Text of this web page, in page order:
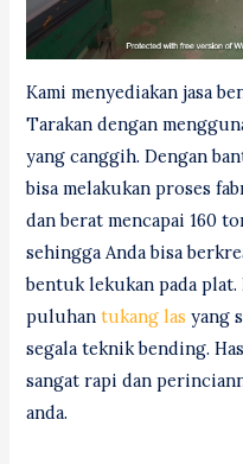
Kami menyediakan jasa
Tarakan dengan
yang canggih. Dengan
bisa melakukan proses
dan berat mencapai 160
sehingga Anda bisa
bentuk lekukan pada plat.
puluhantukang las yang
segala teknik bending.
sangat rapi dan
anda.